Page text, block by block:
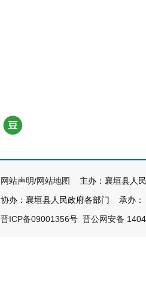
网站声明/网站地图
主办：襄垣县人
协办：襄垣县人民政府各部门 承办
晋ICP备09001356号 晋公网安备